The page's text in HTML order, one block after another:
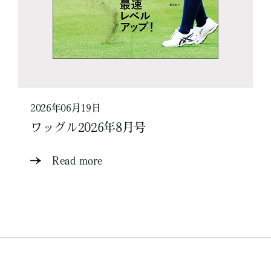
2026年06月19日
ワッグル2026年8月号
Read more